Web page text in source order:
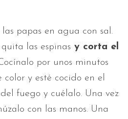
papas en agua con sal.
las espinas y corta el
por unos minutos
y esté cocido en el
fuego y cuélalo. Una vez
con las manos. Una